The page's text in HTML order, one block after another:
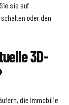
sie auf
oder den
3D-
die Immobilie